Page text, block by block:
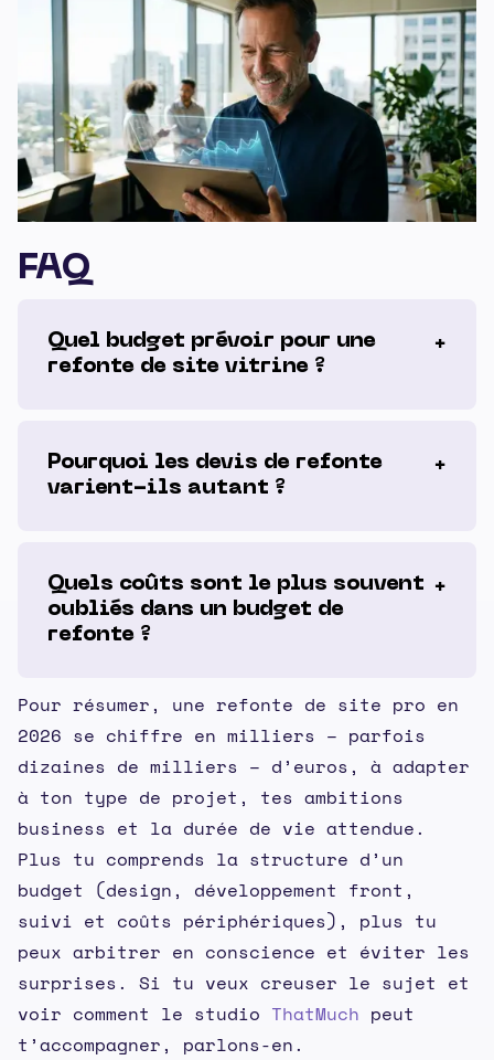
FAQ
Quel budget prévoir pour une
refonte de site vitrine ?
Pourquoi les devis de refonte
varient-ils autant ?
Quels coûts sont le plus souvent
oubliés dans un budget de
refonte ?
Pour résumer, une refonte de site pro en
2026 se chiffre en milliers – parfois
dizaines de milliers – d’euros, à adapter
à ton type de projet, tes ambitions
business et la durée de vie attendue.
Plus tu comprends la structure d’un
budget (design, développement front,
suivi et coûts périphériques), plus tu
peux arbitrer en conscience et éviter les
surprises. Si tu veux creuser le sujet et
voir comment le studio ThatMuch peut
t’accompagner, parlons-en.